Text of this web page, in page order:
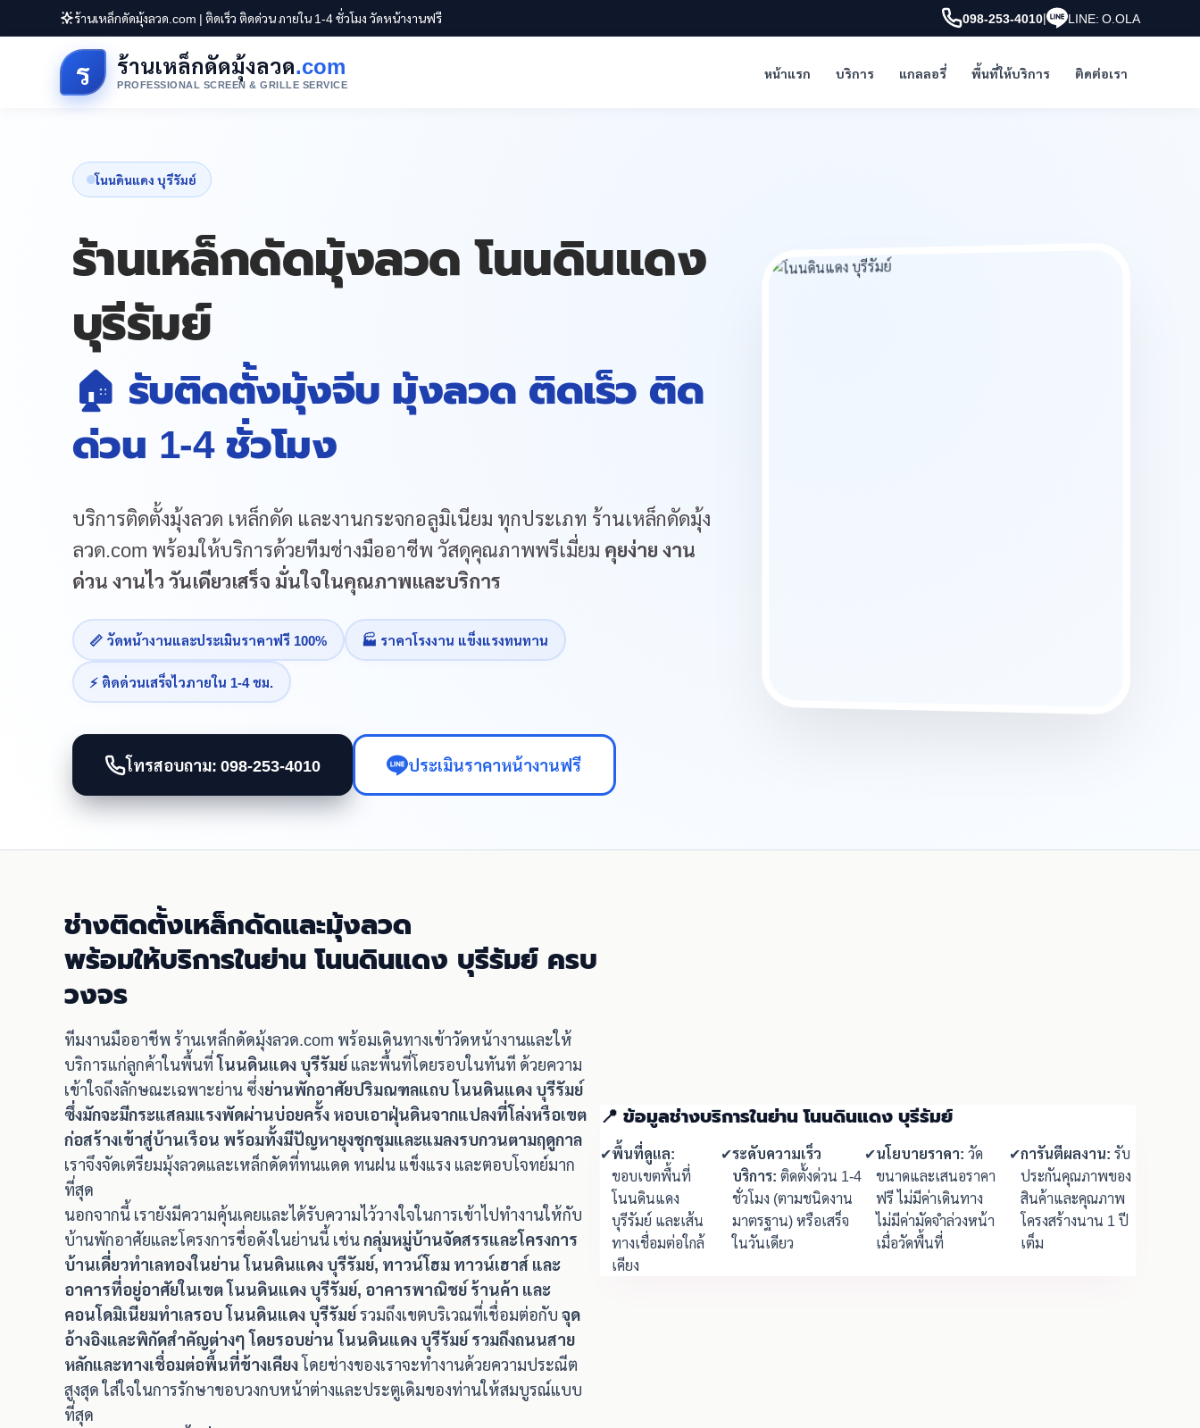
ร้านเหล็กดัดมุ้งลวด.com | ติดเร็ว ติดด่วน ภายใน 1-4 ชั่วโมง วัดหน้างานฟรี 098-253-4010| LINE: O.OLA
ร ร้านเหล็กดัดมุ้งลวด.com
PROFESSIONAL SCREEN & GRILLE SERVICE
หน้าแรก บริการ แกลลอรี่ พื้นที่ให้บริการ ติดต่อเรา
โนนดินแดง บุรีรัมย์
ร้านเหล็กดัดมุ้งลวด โนนดินแดง
บุรีรัมย์
🏠 รับติดตั้งมุ้งจีบ มุ้งลวด ติดเร็ว ติด
ด่วน 1-4 ชั่วโมง
บริการติดตั้งมุ้งลวด เหล็กดัด และงานกระจกอลูมิเนียม ทุกประเภท ร้านเหล็กดัดมุ้ง
ลวด.com พร้อมให้บริการด้วยทีมช่างมืออาชีพ วัสดุคุณภาพพรีเมี่ยม คุยง่าย งาน
ด่วน งานไว วันเดียวเสร็จ มั่นใจในคุณภาพและบริการ
📏 วัดหน้างานและประเมินราคาฟรี 100% 🏭 ราคาโรงงาน แข็งแรงทนทาน
⚡ ติดด่วนเสร็จไวภายใน 1-4 ชม.
โทรสอบถาม: 098-253-4010 ประเมินราคาหน้างานฟรี
ช่างติดตั้งเหล็กดัดและมุ้งลวด
พร้อมให้บริการในย่าน โนนดินแดง บุรีรัมย์ ครบ
วงจร
ทีมงานมืออาชีพ ร้านเหล็กดัดมุ้งลวด.com พร้อมเดินทางเข้าวัดหน้างานและให้
บริการแก่ลูกค้าในพื้นที่โนนดินแดง บุรีรัมย์ และพื้นที่โดยรอบในทันที ด้วยความ
เข้าใจถึงลักษณะเฉพาะย่าน ซึ่งย่านพักอาศัยปริมณฑลแถบ โนนดินแดง บุรีรัมย์
ซึ่งมักจะมีกระแสลมแรงพัดผ่านบ่อยครั้ง หอบเอาฝุ่นดินจากแปลงที่โล่งหรือเขต
ก่อสร้างเข้าสู่บ้านเรือน พร้อมทั้งมีปัญหายุงชุกชุมและแมลงรบกวนตามฤดูกาล
เราจึงจัดเตรียมมุ้งลวดและเหล็กดัดที่ทนแดด ทนฝน แข็งแรง และตอบโจทย์มาก
ที่สุด
นอกจากนี้ เรายังมีความคุ้นเคยและได้รับความไว้วางใจในการเข้าไปทำงานให้กับ
บ้านพักอาศัยและโครงการชื่อดังในย่านนี้ เช่นกลุ่มหมู่บ้านจัดสรรและโครงการ
บ้านเดี่ยวทำเลทองในย่าน โนนดินแดง บุรีรัมย์, ทาวน์โฮม ทาวน์เฮาส์ และ
อาคารที่อยู่อาศัยในเขต โนนดินแดง บุรีรัมย์, อาคารพาณิชย์ ร้านค้า และ
คอนโดมิเนียมทำเลรอบ โนนดินแดง บุรีรัมย์รวมถึงเขตบริเวณที่เชื่อมต่อกับ จุด
อ้างอิงและพิกัดสำคัญต่างๆ โดยรอบย่าน โนนดินแดง บุรีรัมย์ รวมถึงถนนสาย
หลักและทางเชื่อมต่อพื้นที่ข้างเคียงโดยช่างของเราจะทำงานด้วยความประณีต
สูงสุด ใส่ใจในการรักษาขอบวงกบหน้าต่างและประตูเดิมของท่านให้สมบูรณ์แบบ
ที่สุด
📍 ข้อมูลช่างบริการในย่าน โนนดินแดง บุรีรัมย์
✔พื้นที่ดูแล:
ขอบเขตพื้นที่
โนนดินแดง
บุรีรัมย์ และเส้น
ทางเชื่อมต่อใกล้
เคียง
✔ระดับความเร็ว
บริการ: ติดตั้งด่วน 1-4
ชั่วโมง (ตามชนิดงาน
มาตรฐาน) หรือเสร็จ
ในวันเดียว
✔นโยบายราคา: วัด
ขนาดและเสนอราคา
ฟรี ไม่มีค่าเดินทาง
ไม่มีค่ามัดจำล่วงหน้า
เมื่อวัดพื้นที่
✔การันตีผลงาน: รับ
ประกันคุณภาพของ
สินค้าและคุณภาพ
โครงสร้างนาน 1 ปี
เต็ม